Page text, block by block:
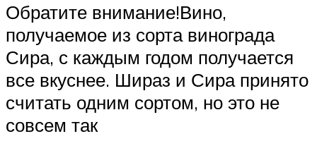
Обратите внимание!Вино,
получаемое из сорта винограда
Сира, с каждым годом получается
все вкуснее. Шираз и Сира принято
считать одним сортом, но это не
совсем так